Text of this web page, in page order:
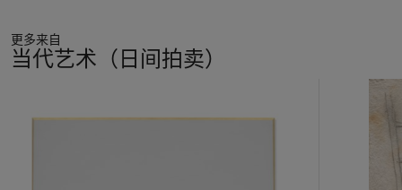
更多来自
当代艺术（日间拍卖）